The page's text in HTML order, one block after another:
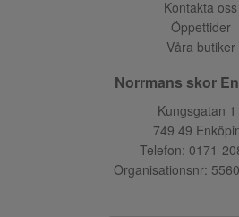
Kontakta oss
Öppettider
Våra butiker
Norrmans skor
Kungsgatan
749 49
Telefon: 0171-
Organisationsnr: